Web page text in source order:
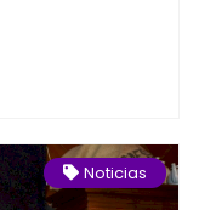
Noticias